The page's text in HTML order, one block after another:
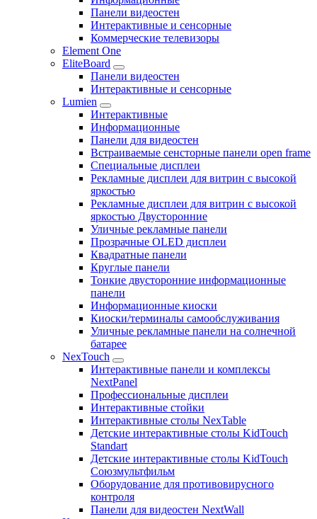
Панели видеостен
Интерактивные и сенсорные
Коммерческие телевизоры
Element One
EliteBoard
Панели видеостен
Интерактивные и сенсорные
Lumien
Интерактивные
Информационные
Панели для видеостен
Встраиваемые сенсторные панели open frame
Специальные дисплеи
Рекламные дисплеи для витрин с высокой
яркостью
Рекламные дисплеи для витрин с высокой
яркостью Двусторонние
Уличные рекламные панели
Прозрачные OLED дисплеи
Квадратные панели
Круглые панели
Тонкие двусторонние информационные
панели
Информационные киоски
Киоски/терминалы самообслуживания
Уличные рекламные панели на солнечной
батарее
NexTouch
Интерактивные панели и комплексы
NextPanel
Профессиональные дисплеи
Интерактивные стойки
Интерактивные столы NexTable
Детские интерактивные столы KidTouch
Standart
Детские интерактивные столы KidTouch
Союзмультфильм
Оборудование для противовирусного
контроля
Панели для видеостен NextWall